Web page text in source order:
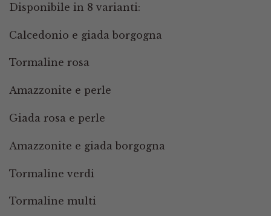
Disponibile in 8 varianti:
Calcedonio e giada borgogna
Tormaline rosa
Amazzonite e perle
Giada rosa e perle
Amazzonite e giada borgogna
Tormaline verdi
Tormaline multi